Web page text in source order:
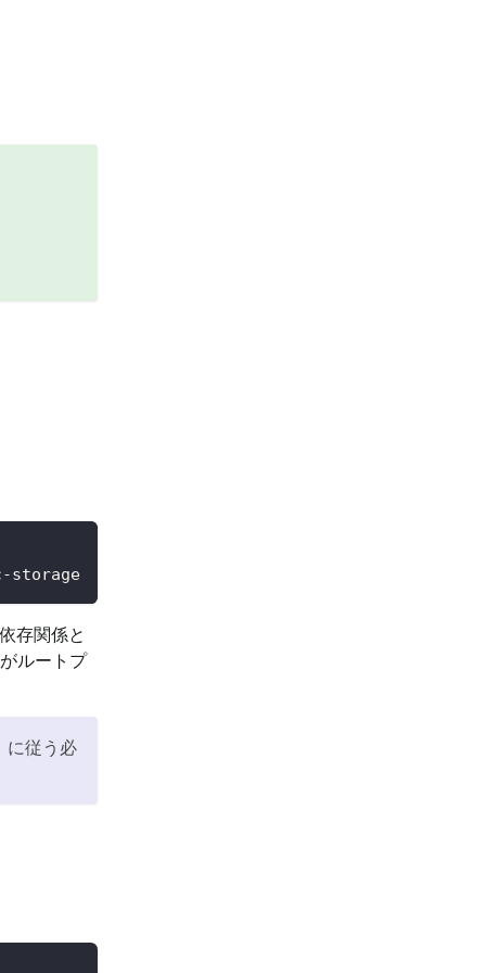
storage
存関係と
ルートプ
に従う必